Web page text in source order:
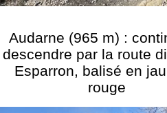
Audarne (965 m) :
descendre par la route
Esparron, balisé en
rouge